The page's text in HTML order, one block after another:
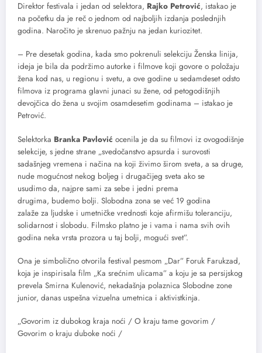
Direktor festivala i jedan od selektora, Rajko Petrović, istakao je
na početku da je reč o jednom od najboljih izdanja poslednjih
godina. Naročito je skrenuo pažnju na jedan kuriozitet.
– Pre desetak godina, kada smo pokrenuli selekciju Ženska linija,
ideja je bila da podržimo autorke i filmove koji govore o položaju
žena kod nas, u regionu i svetu, a ove godine u sedamdeset odsto
filmova iz programa glavni junaci su žene, od petogodišnjih
devojčica do žena u svojim osamdesetim godinama – istakao je
Petrović.
Selektorka Branka Pavlović ocenila je da su filmovi iz ovogodišnje
selekcije, s jedne strane „svedočanstvo apsurda i surovosti
sadašnjeg vremena i načina na koji živimo širom sveta, a sa druge,
nude mogućnost nekog boljeg i drugačijeg sveta ako se
usudimo da, najpre sami za sebe i jedni prema
drugima, budemo bolji. Slobodna zona se već 19 godina
zalaže za ljudske i umetničke vrednosti koje afirmišu toleranciju,
solidarnost i slobodu. Filmsko platno je i vama i nama svih ovih
godina neka vrsta prozora u taj bolji, mogući svet”.
Ona je simbolično otvorila festival pesmom „Dar” Foruk Farukzad,
koja je inspirisala film „Ka srećnim ulicama” a koju je sa persijskog
prevela Smirna Kulenović, nekadašnja polaznica Slobodne zone
junior, danas uspešna vizuelna umetnica i aktivistkinja.
„Govorim iz dubokog kraja noći / O kraju tame govorim /
Govorim o kraju duboke noći /